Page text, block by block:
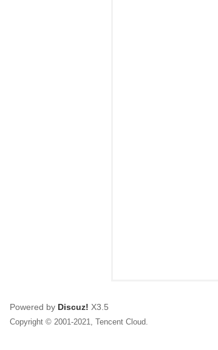
Powered by Discuz! X3.5
Copyright © 2001-2021, Tencent Cloud.